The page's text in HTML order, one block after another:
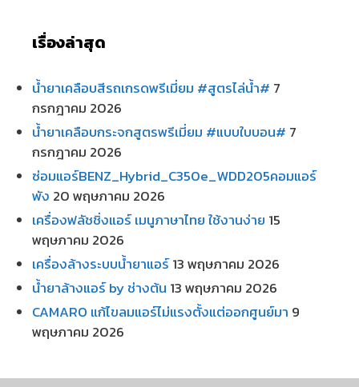
เรื่องล่าสุด
น้ำยาเคลือบสีรถเกรดพรีเมี่ยม #สูตรไล่น้ำ# 7
กรกฎาคม 2026
น้ำยาเคลือบกระจกสูตรพรีเมี่ยม #แบบใบบอน# 7
กรกฎาคม 2026
ซ่อมแอร์BENZ_Hybrid_C350e_WDD205คอมแอร์
พัง 20 พฤษภาคม 2026
เครื่องฟลัชชิ่งแอร์ เมนูภาษาไทย ใช้งานง่าย 15
พฤษภาคม 2026
เครื่องล้างระบบน้ำยาแอร์13 พฤษภาคม 2026
น้ำยาล้างแอร์ by ช่างต้น 13 พฤษภาคม 2026
CAMARO แก้ไขลมแอร์ไม่แรงตั้งแต่ออกศูนย์มา 9
พฤษภาคม 2026